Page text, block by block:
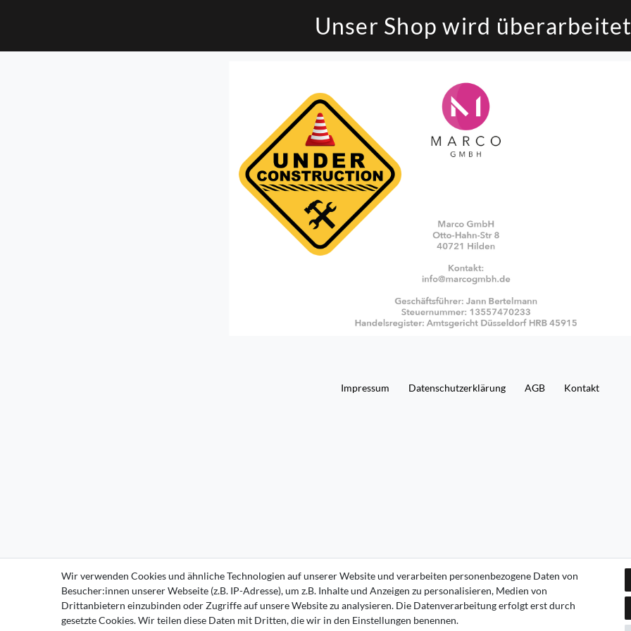
Unser Shop wird
Impressum Daten­schutz­erklärung AGB Kontakt
Wir verwenden Cookies und ähnliche Technologien auf unserer Website und verarbeiten personenbezogene Daten von
Besucher:innen unserer Webseite (z.B. IP-Adresse), um z.B. Inhalte und Anzeigen zu personalisieren, Medien von
Drittanbietern einzubinden oder Zugriffe auf unsere Website zu analysieren. Die Datenverarbeitung erfolgt erst durch
gesetzte Cookies. Wir teilen diese Daten mit Dritten, die wir in den Einstellungen benennen.